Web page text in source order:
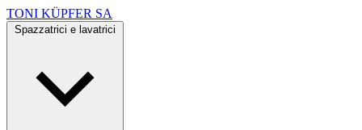
TONI KÜPFER SA